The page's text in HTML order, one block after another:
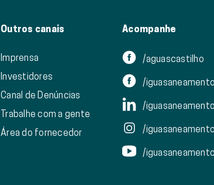
Outros canais
Imprensa
Investidores
Canal de Denúncias
Trabalhe com a gente
Área do fornecedor
Acompanhe
/aguascastilho
/iguasaneamento
/iguasaneamento
/iguasaneamento
/iguasaneamento